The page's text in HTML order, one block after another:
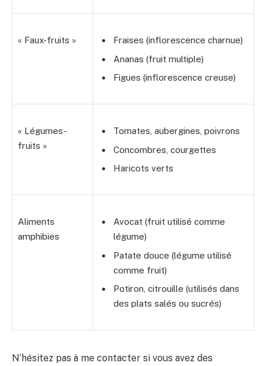
« Faux-fruits »
Fraises (inflorescence charnue)
Ananas (fruit multiple)
Figues (inflorescence creuse)
« Légumes-
fruits »
Tomates, aubergines, poivrons
Concombres, courgettes
Haricots verts
Aliments
amphibies
Avocat (fruit utilisé comme
légume)
Patate douce (légume utilisé
comme fruit)
Potiron, citrouille (utilisés dans
des plats salés ou sucrés)
N’hésitez pas à me contacter si vous avez des